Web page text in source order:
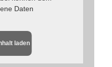
Daten
laden